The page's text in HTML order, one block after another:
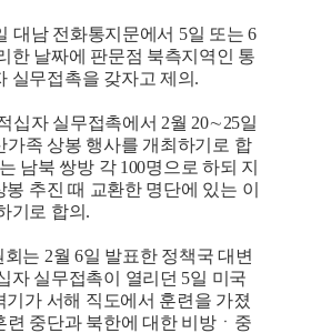
대남 전화통지문에서 5일 또는 6
한 날짜에 판문점 북측지역인 통
실무접촉을 갖자고 제의.
십자 실무접촉에서 2월 20∼25일
가족 상봉 행사를 개최하기로 합
남북 쌍방 각 100명으로 하되 지
봉 추진 때 교환한 명단에 있는 이
기로 합의.
는 2월 6일 발표한 정책국 대변
자 실무접촉이 열리던 5일 미국
기가 서해 직도에서 훈련을 가졌
련 중단과 북한에 대한 비방ㆍ중